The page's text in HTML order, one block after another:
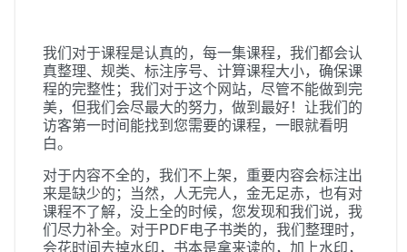
我们对于课程是认真的，每一集课程，我们都会认
真整理、规类、标注序号、计算课程大小，确保课
程的完整性；我们对于这个网站，尽管不能做到完
美，但我们会尽最大的努力，做到最好！让我们的
访客第一时间能找到您需要的课程，一眼就看明
白。
对于内容不全的，我们不上架，重要内容会标注出
来是缺少的；当然，人无完人，金无足赤，也有对
课程不了解，没上全的时候，您发现和我们说，我
们尽力补全。对于PDF电子书类的，我们整理时，
会花时间去掉水印，书本是拿来读的，加上水印，